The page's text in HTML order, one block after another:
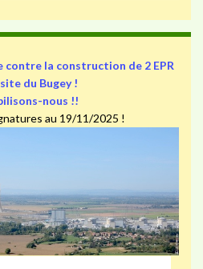
contre la construction de 2 EPR
du Bugey !
nous !!
au 19/11/2025 !